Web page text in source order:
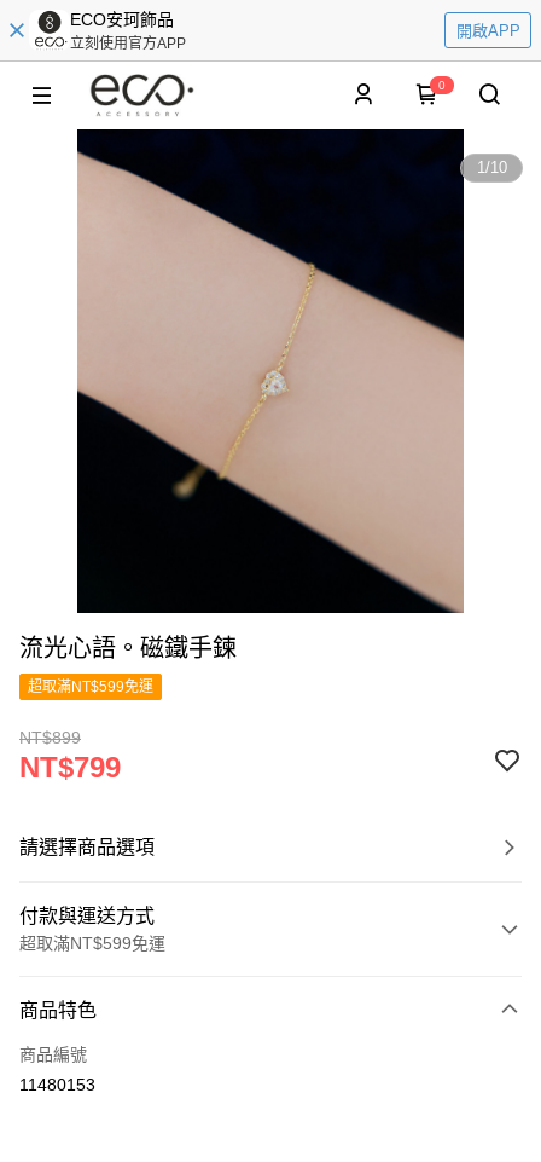
ECO安珂飾品
立刻使用官方APP
開啟APP
0
1/10
流光心語。磁鐵手鍊
超取滿NT$599免運
NT$899
NT$799
請選擇商品選項
付款與運送方式
超取滿NT$599免運
信用卡一次付款
超商取貨付款
商品特色
商品編號
11480153